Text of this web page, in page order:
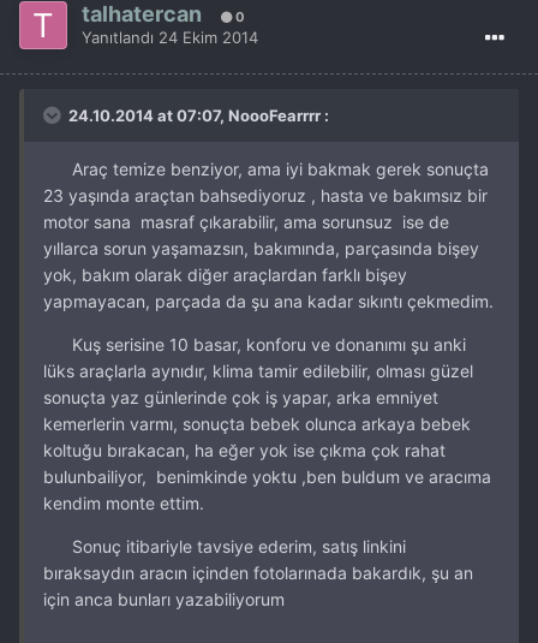
talhatercan 0
Yanıtlandı 24 Ekim 2014
24.10.2014 at 07:07, NoooFearrrr :
Araç temize benziyor, ama iyi bakmak gerek sonuçta
23 yaşında araçtan bahsediyoruz , hasta ve bakımsız bir
motor sana masraf çıkarabilir, ama sorunsuz ise de
yıllarca sorun yaşamazsın, bakımında, parçasında bişey
yok, bakım olarak diğer araçlardan farklı bişey
yapmayacan, parçada da şu ana kadar sıkıntı çekmedim.
Kuş serisine 10 basar, konforu ve donanımı şu anki
lüks araçlarla aynıdır, klima tamir edilebilir, olması güzel
sonuçta yaz günlerinde çok iş yapar, arka emniyet
kemerlerin varmı, sonuçta bebek olunca arkaya bebek
koltuğu bırakacan, ha eğer yok ise çıkma çok rahat
bulunbailiyor, benimkinde yoktu ,ben buldum ve aracıma
kendim monte ettim.
Sonuç itibariyle tavsiye ederim, satış linkini
bıraksaydın aracın içinden fotolarınada bakardık, şu an
için anca bunları yazabiliyorum